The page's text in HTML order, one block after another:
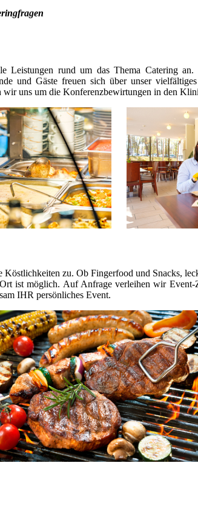
Leistungen rund um das Thema Catering
und Gäste freuen sich über unser
uns um die Konferenzbewirtungen in den
zu. Ob Fingerfood und Snacks,
ist möglich. Auf Anfrage verleihen wir Event-
IHR persönliches Event.